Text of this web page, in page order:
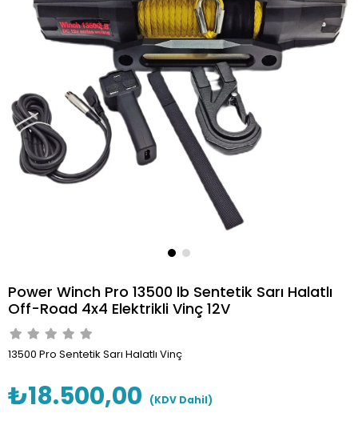
Power Winch Pro 13500 lb Sentetik Sarı Halatlı
Off-Road 4x4 Elektrikli Vinç 12V
13500 Pro Sentetik Sarı Halatlı Vinç
₺18.500,00 (KDV Dahil)